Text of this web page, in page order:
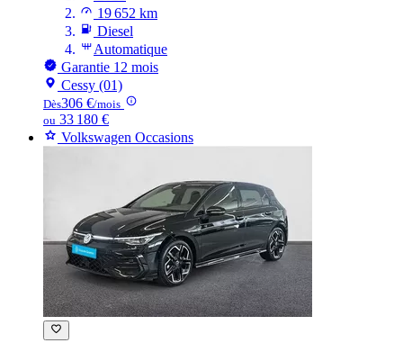
19 652 km
Diesel
Automatique
Garantie 12 mois
Cessy (01)
Dès306 €/mois
ou 33 180 €
Volkswagen Occasions